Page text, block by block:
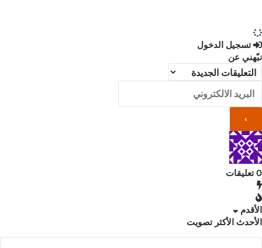
تسجيل الدخول
نبّهني عن
0تعليقات
الأقدم
الأحدث الأكثر تصويت